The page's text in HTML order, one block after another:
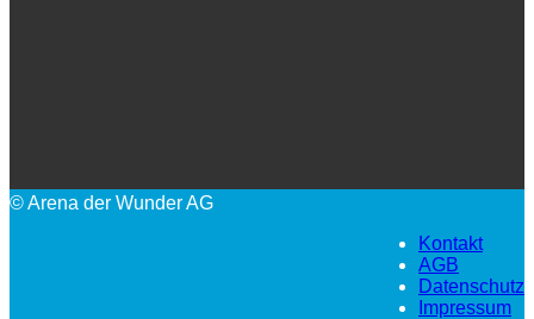
© Arena der Wunder AG
Kontakt
AGB
Datenschutz
Impressum